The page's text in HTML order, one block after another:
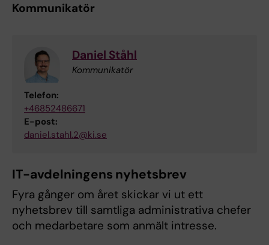
Kommunikatör
Daniel Ståhl
Kommunikatör
Telefon:
+46852486671
E-post:
daniel.stahl.2@ki.se
IT-avdelningens nyhetsbrev
Fyra gånger om året skickar vi ut ett
nyhetsbrev till samtliga administrativa chefer
och medarbetare som anmält intresse.